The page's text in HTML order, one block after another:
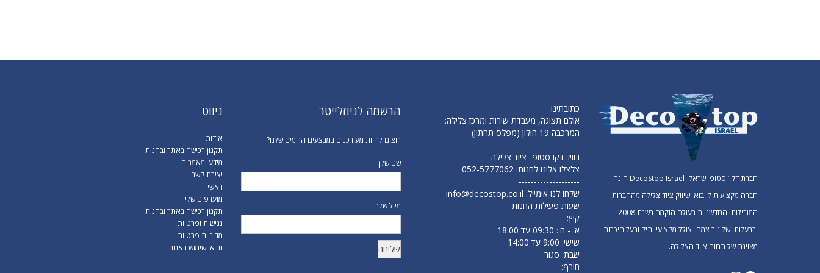
ניווט
אודות
תקנון רכישה באתר ובחנות
מידע ומאמרים
יצירת קשר
ראשי
מועדפים שלי
תקנון רכישה באתר ובחנות
נגישות ופרטיות
מדיניות פרטיות
תנאי שימוש באתר
הרשמה לניוזלייטר
רוצים להיות מעודכנים במבצעים החמים שלנו?
שם שלך
מייל שלך
כתובתינו
אולם תצוגה, מעבדת שירות ומרכז צלילה:
המרכבה 19 חולון (מפלס תחתון)
--------------------
בוויז: דקו סטופ- ציוד צלילה
צלצלו אלינו לחנות:052-5777062
--------------------
שלחו לנו אימייל: info@decostop.co.il
שעות פעילות החנות:
קיץ:
א' - ה': 09:30 עד 18:00
שישי: 9:00 עד 14:00
שבת: סגור
חורף:
חברת דקו’ סטופ ישראל- DecoStop Israel הינה
חברה מקצועית לייבוא ושיווק ציוד צלילה מהחברות
המובילות והחדשניות בעולם הוקמה בשנת 2008
ובבעלותו של ניר צמח- צולל מקצועי ותיק ובעל היכרות
מצוינת של תחום ציוד הצלילה.